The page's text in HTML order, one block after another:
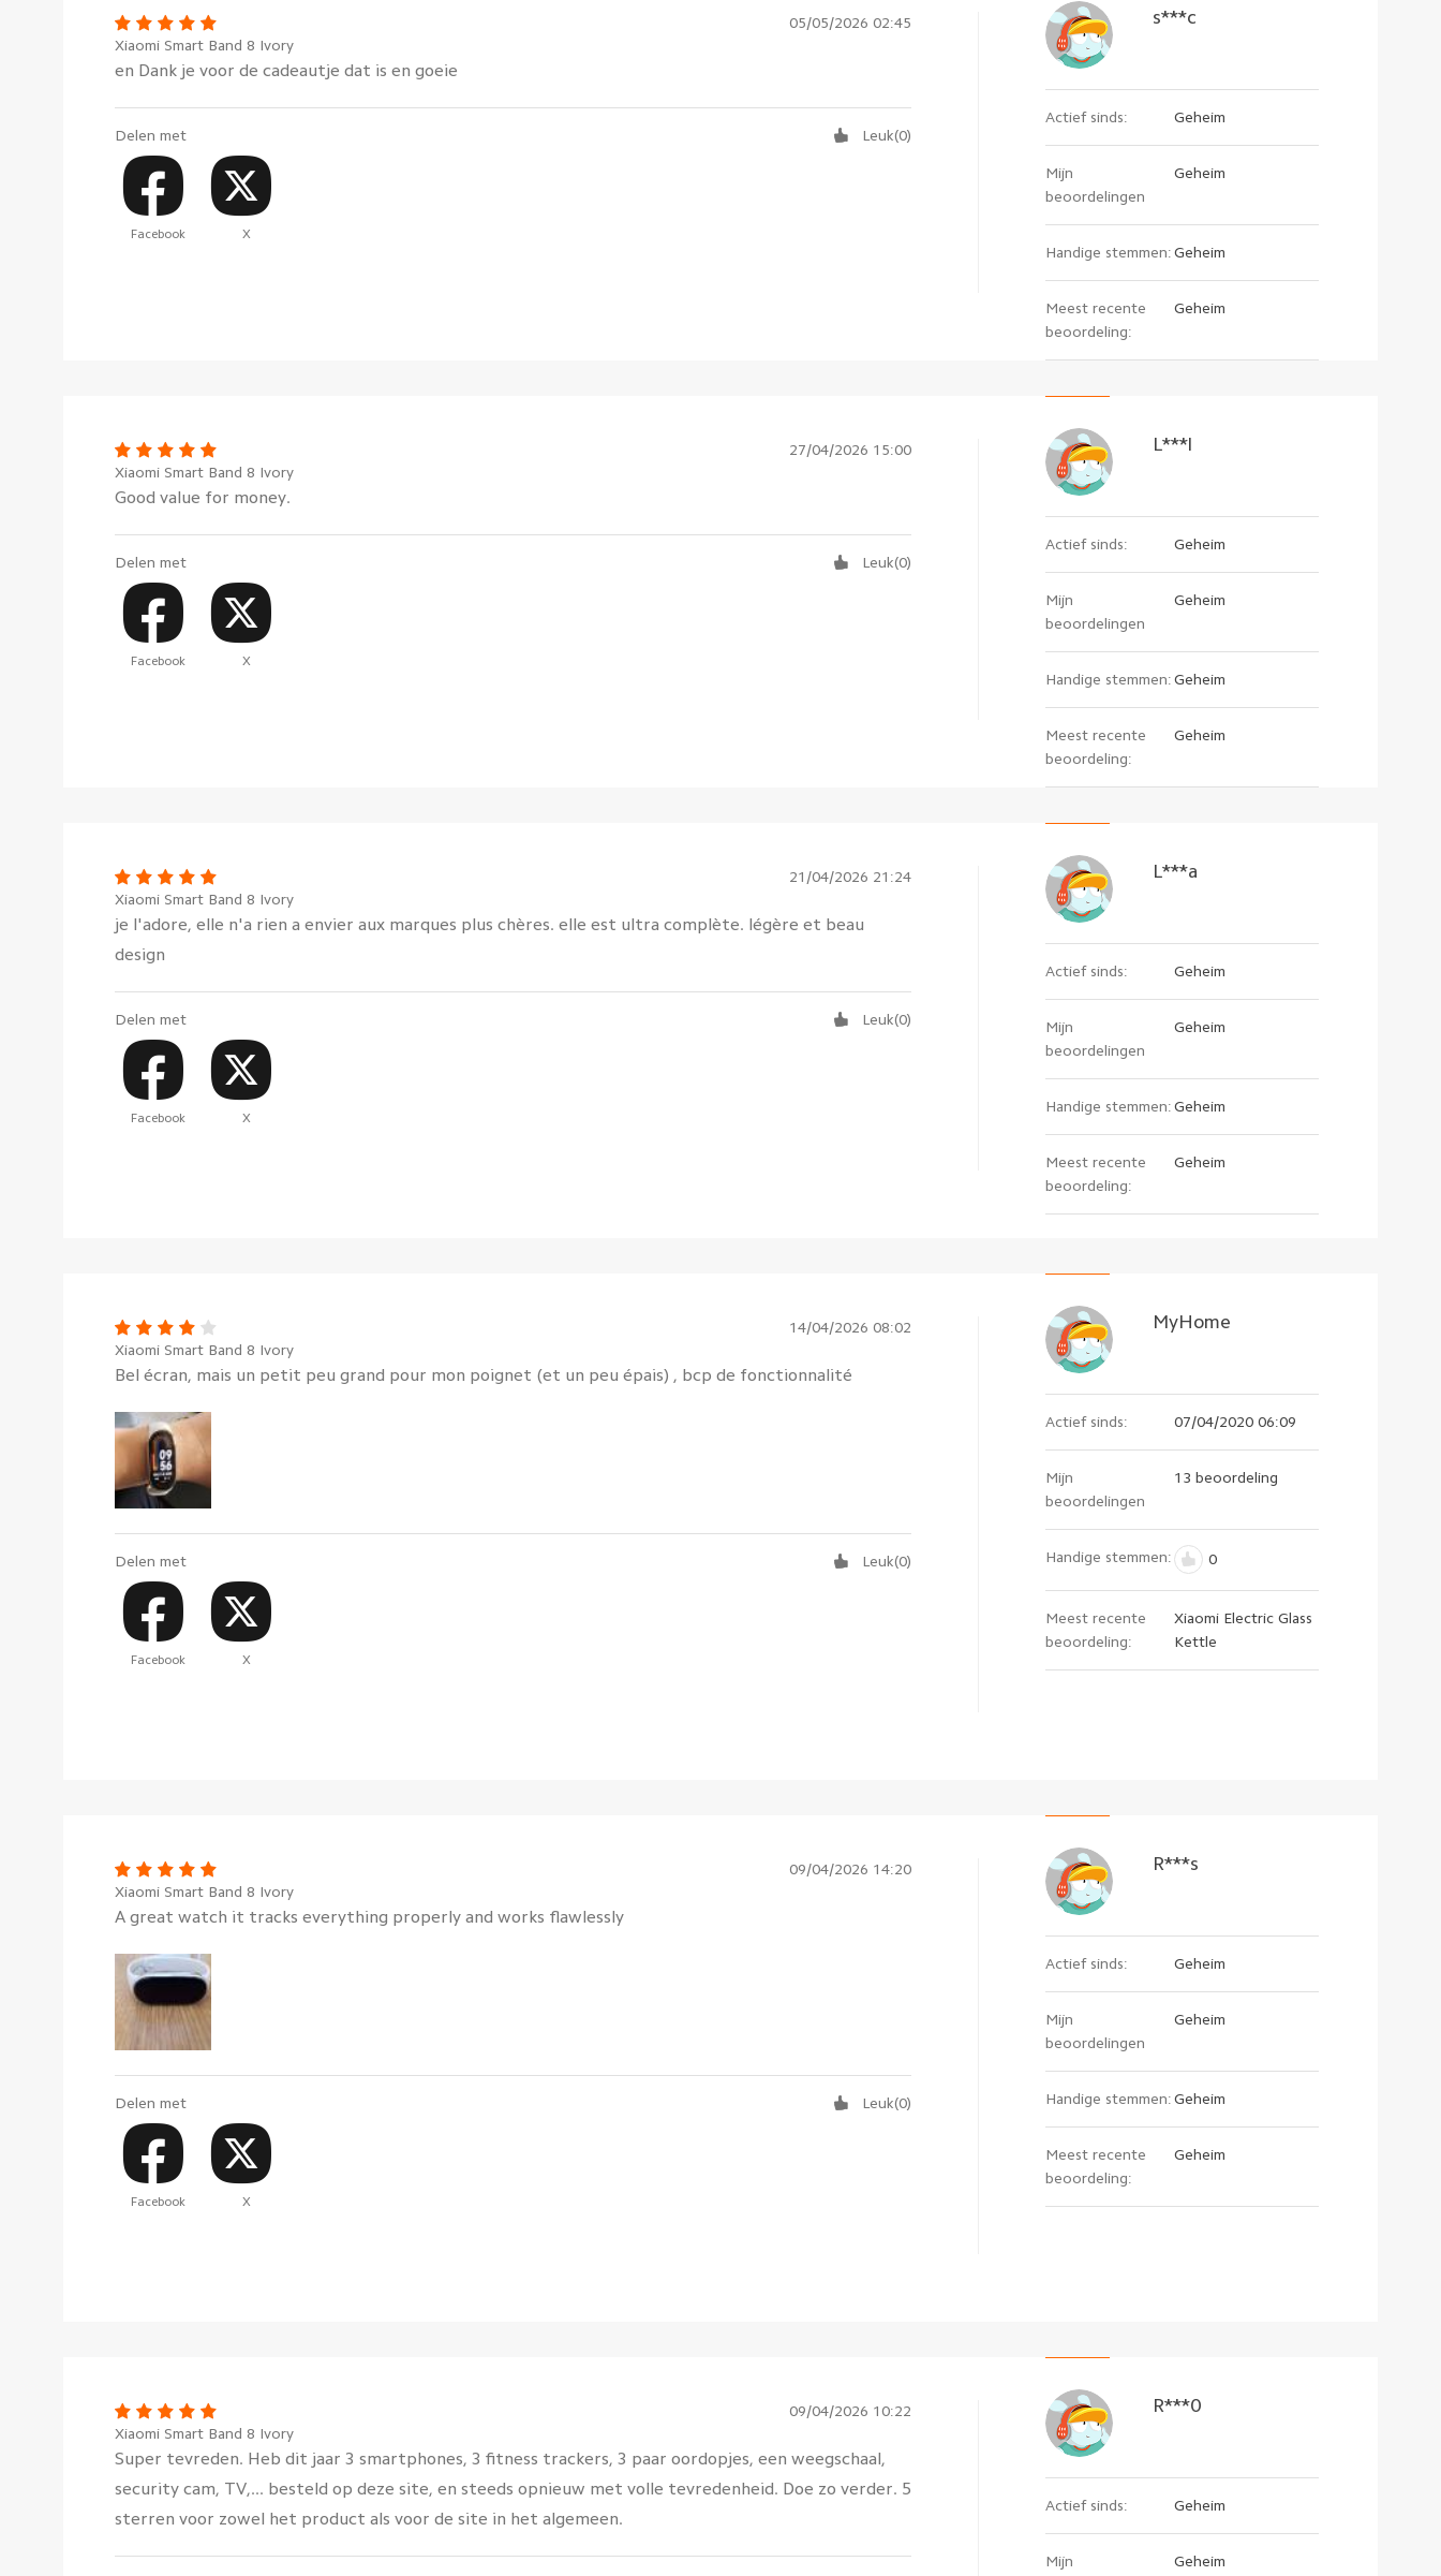
05/05/2026 02:45
Xiaomi Smart Band 8 Ivory
en Dank je voor de cadeautje dat is en goeie
Delen met
Facebook X
Leuk(0)
s***c
Actief sinds: Geheim
Mijn
beoordelingen
Geheim
Handige stemmen: Geheim
Meest recente
beoordeling:
Geheim
27/04/2026 15:00
Xiaomi Smart Band 8 Ivory
Good value for money.
Delen met
Facebook X
Leuk(0)
L***l
Actief sinds: Geheim
Mijn
beoordelingen
Geheim
Handige stemmen: Geheim
Meest recente
beoordeling:
Geheim
21/04/2026 21:24
Xiaomi Smart Band 8 Ivory
je l'adore, elle n'a rien a envier aux marques plus chères. elle est ultra complète. légère et beau
design
Delen met
Facebook X
Leuk(0)
L***a
Actief sinds: Geheim
Mijn
beoordelingen
Geheim
Handige stemmen: Geheim
Meest recente
beoordeling:
Geheim
14/04/2026 08:02
Xiaomi Smart Band 8 Ivory
Bel écran, mais un petit peu grand pour mon poignet (et un peu épais) , bcp de fonctionnalité
Delen met
Facebook X
Leuk(0)
MyHome
Actief sinds: 07/04/2020 06:09
Mijn
beoordelingen
13 beoordeling
Handige stemmen: 0
Meest recente
beoordeling:
Xiaomi Electric Glass
Kettle
09/04/2026 14:20
Xiaomi Smart Band 8 Ivory
A great watch it tracks everything properly and works flawlessly
Delen met
Facebook X
Leuk(0)
R***s
Actief sinds: Geheim
Mijn
beoordelingen
Geheim
Handige stemmen: Geheim
Meest recente
beoordeling:
Geheim
09/04/2026 10:22
Xiaomi Smart Band 8 Ivory
Super tevreden. Heb dit jaar 3 smartphones, 3 fitness trackers, 3 paar oordopjes, een weegschaal,
security cam, TV,... besteld op deze site, en steeds opnieuw met volle tevredenheid. Doe zo verder. 5
sterren voor zowel het product als voor de site in het algemeen.
R***0
Actief sinds: Geheim
Mijn Geheim